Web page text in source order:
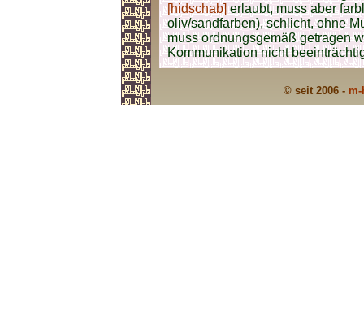
[hidschab]erlaubt, muss aber
oliv/sandfarben), schlicht, ohne
muss ordnungsgemäß getragen
Kommunikation nicht
© seit 2006 -